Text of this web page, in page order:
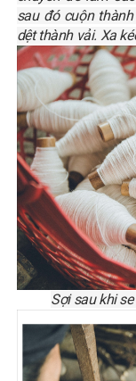
sau đó cuộn
dệt thành vải. Xa
Sợi sau khi